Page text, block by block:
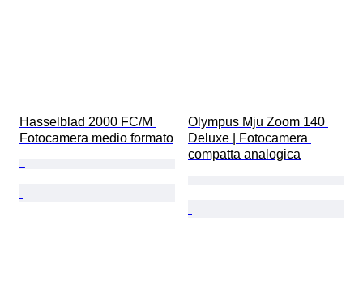
Hasselblad 2000 FC/M
Fotocamera medio formato
Olympus Mju Zoom 140
Deluxe | Fotocamera
compatta analogica